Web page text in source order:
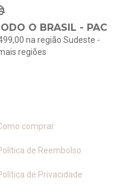
O BRASIL - PAC
na região Sudeste -
regiões
comprar
de Reembolso
de Privacidade